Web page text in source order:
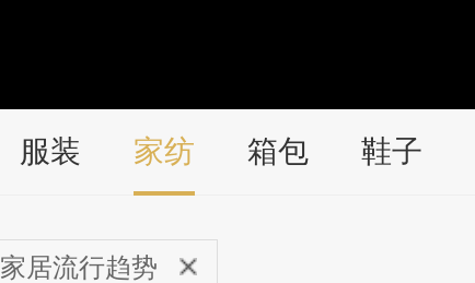
服装 家纺 箱包 鞋子
家居流行趋势